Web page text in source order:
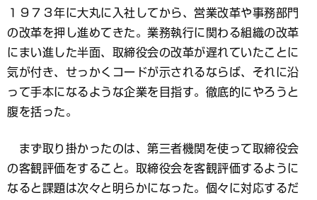
１９７３年に大丸に入社してから、営業改革や事務部門
の改革を押し進めてきた。業務執行に関わる組織の改革
にまい進した半面、取締役会の改革が遅れていたことに
気が付き、せっかくコードが示されるならば、それに沿
って手本になるような企業を目指す。徹底的にやろうと
腹を括った。
まず取り掛かったのは、第三者機関を使って取締役会
の客観評価をすること。取締役会を客観評価するように
なると課題は次々と明らかになった。個々に対応するだ